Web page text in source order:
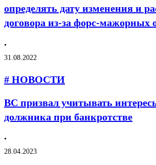
определять дату изменения и
договора из-за форс-мажорных
•
31.08.2022
# НОВОСТИ
ВС призвал учитывать
должника при банкротстве
•
28.04.2023